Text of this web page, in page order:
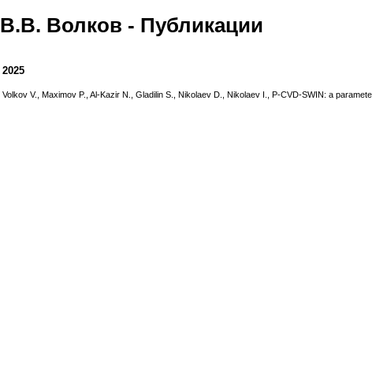
В.В. Волков - Публикации
2025
Volkov V., Maximov P., Al-Kazir N., Gladilin S., Nikolaev D., Nikolaev I., P-CVD-SWIN: a